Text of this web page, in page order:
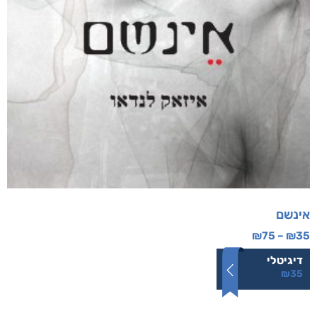
אינשם
₪35
–
₪75
דיגיטלי
₪35